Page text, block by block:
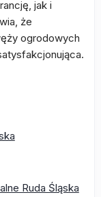
jak i
że
ogrodowych
Ruda Śląska